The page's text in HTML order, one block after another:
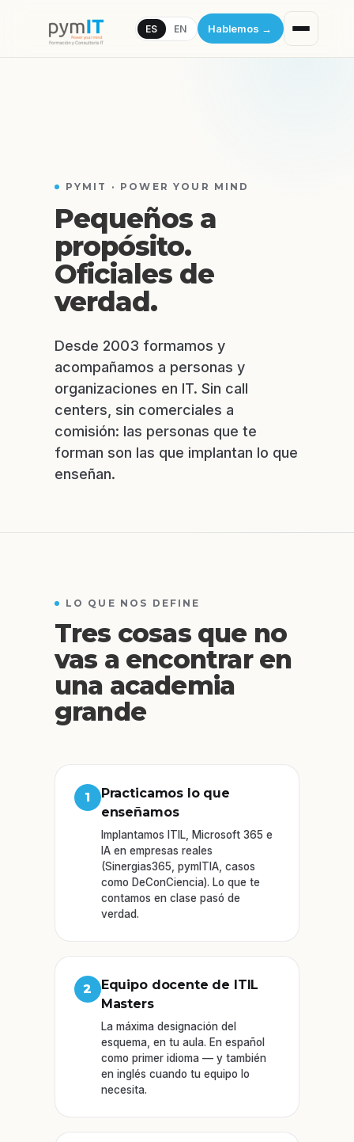
ES EN Hablemos →
PYMIT · POWER YOUR MIND
Pequeños a
propósito.
Oficiales de
verdad.
Desde 2003 formamos y
acompañamos a personas y
organizaciones en IT. Sin call
centers, sin comerciales a
comisión: las personas que te
forman son las que implantan lo que
enseñan.
LO QUE NOS DEFINE
Tres cosas que no
vas a encontrar en
una academia
grande
1
Practicamos lo que
enseñamos
Implantamos ITIL, Microsoft 365 e
IA en empresas reales
(Sinergias365, pymITIA, casos
como DeConCiencia). Lo que te
contamos en clase pasó de
verdad.
2
Equipo docente de ITIL
Masters
La máxima designación del
esquema, en tu aula. En español
como primer idioma — y también
en inglés cuando tu equipo lo
necesita.